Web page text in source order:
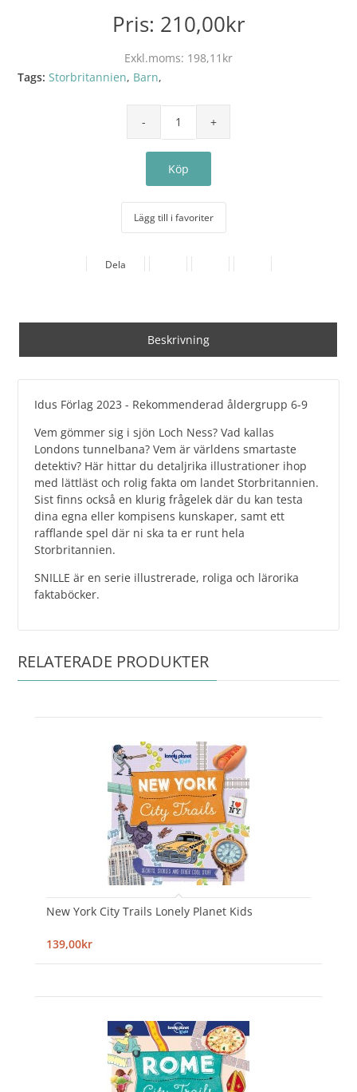
Pris: 210,00kr
Exkl.moms: 198,11kr
Tags: Storbritannien, Barn,
Lägg till i favoriter
Dela
Beskrivning
Idus Förlag 2023 - Rekommenderad åldergrupp 6-9
Vem gömmer sig i sjön Loch Ness? Vad kallas
Londons tunnelbana? Vem är världens smartaste
detektiv? Här hittar du detaljrika illustrationer ihop
med lättläst och rolig fakta om landet Storbritannien.
Sist finns också en klurig frågelek där du kan testa
dina egna eller kompisens kunskaper, samt ett
rafflande spel där ni ska ta er runt hela
Storbritannien.
SNILLE är en serie illustrerade, roliga och lärorika
faktaböcker.
RELATERADE PRODUKTER
New York City Trails Lonely Planet Kids
139,00kr